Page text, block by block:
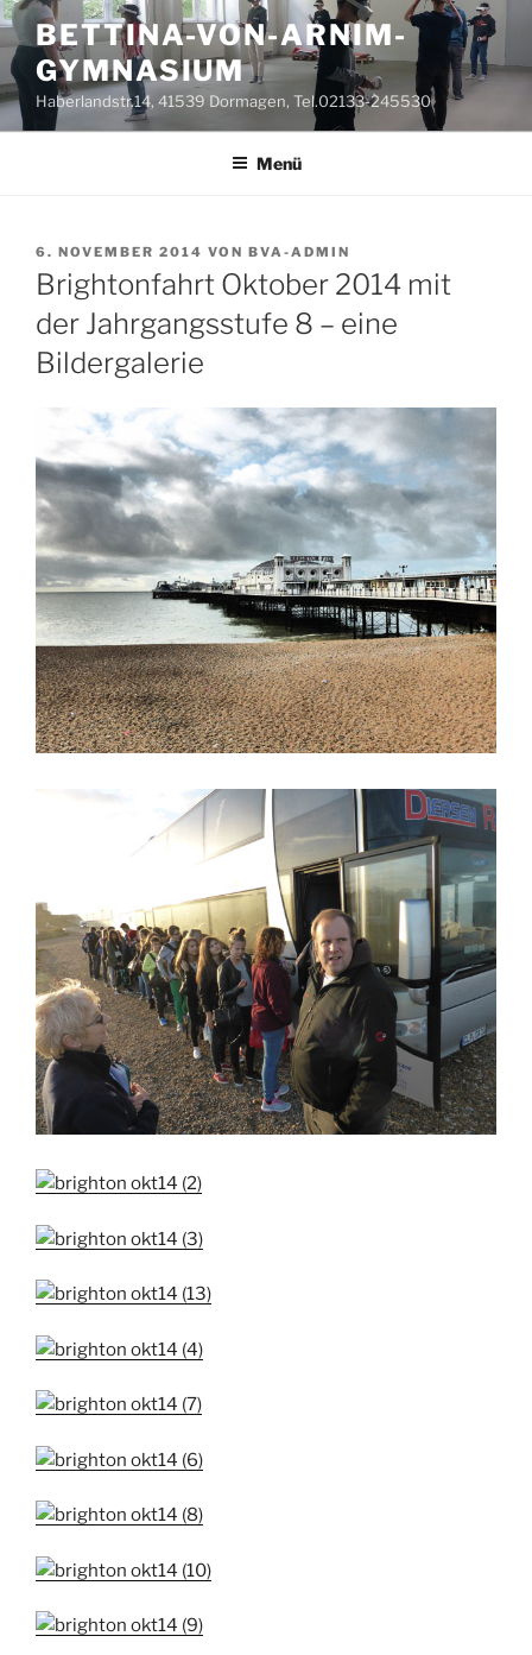
Zum
Inhalt
springen
BETTINA-VON-ARNIM-
GYMNASIUM
Haberlandstr.14, 41539 Dormagen, Tel.02133-245530
Menü
VERÖFFENTLICHT
AM
6. NOVEMBER 2014 VON BVA-ADMIN
Brightonfahrt Oktober 2014 mit
der Jahrgangsstufe 8 – eine
Bildergalerie